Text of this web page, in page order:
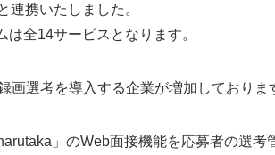
連携いたしました。
全14サービスとなります。
選考を導入する企業が増加しておりま
」のWeb面接機能を応募者の選考